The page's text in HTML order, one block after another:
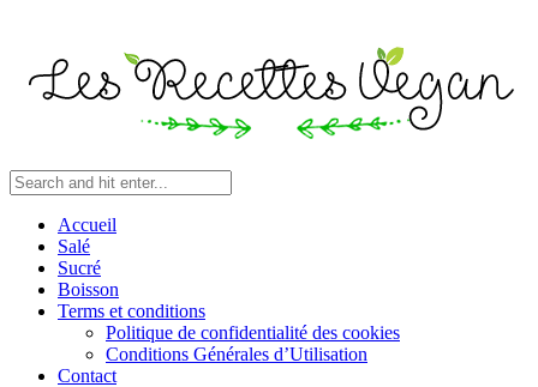
Accueil
Salé
Sucré
Boisson
Terms et conditions
Politique de confidentialité des cookies
Conditions Générales d’Utilisation
Contact